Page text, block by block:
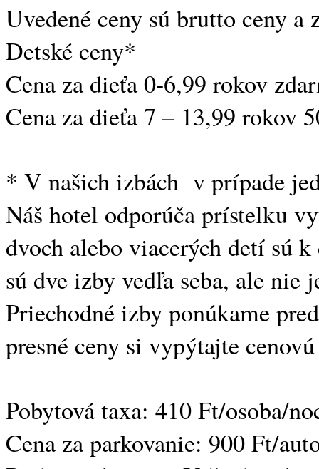
Uvedené ceny sú brutto ceny a
Detské ceny*
Cena za dieťa 0-6,99 rokov
Cena za dieťa 7 – 13,99 rokov
* V našich izbách v prípade
Náš hotel odporúča prístelku
dvoch alebo viacerých detí sú
sú dve izby vedľa seba, ale nie
Priechodné izby ponúkame
presné ceny si vypýtajte
Pobytová taxa: 410 Ft/osoba/
Cena za parkovanie: 900 Ft/